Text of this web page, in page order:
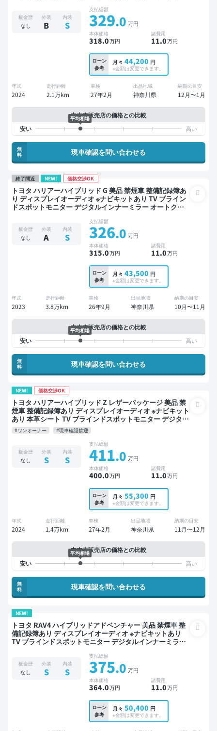
板金歴
なし
外装
B
内装
S
支払総額
329.0 万円
本体価格
318.0万円
諸費用
11.0万円
ローン
参考
月々 44,200 円
※金額は変更できます。
年式
2024
走行距離
2.1万km
車検
27年2月
出品地域
神奈川県
納期の目安
12月〜1月
中古車販売店の価格との比較
平均相場
無
料
現車確認を問い合わせる
終了間近 NEW! 価格交渉OK
トヨタ ハリアーハイブリッド G 美品 禁煙車 整備記録簿あ
り ディスプレイオーディオ ※ナビキットあり TV ブライン
ドスポットモニター デジタルインナーミラー オートクル
ライブレコーダー 衝突軽減
板金歴
なし
外装
A
内装
S
支払総額
326.0 万円
本体価格
315.0万円
諸費用
11.0万円
ローン
参考
月々 43,500 円
※金額は変更できます。
年式
2023
走行距離
3.8万km
車検
26年9月
出品地域
神奈川県
納期の目安
10月〜11月
中古車販売店の価格との比較
平均相場
無
料
現車確認を問い合わせる
NEW! 価格交渉OK
トヨタ ハリアーハイブリッド Z レザーパッケージ 美品 禁
煙車 整備記録簿あり ディスプレイオーディオ ※ナビキット
あり 本革シート TV ブラインドスポットモニター デジタル
インナーミラー オートクルーズ スマートキー ETC 電動バ
ックドア 全方位カメラ ドライブレコーダー 衝突軽減
#ワンオーナー #現車確認歓迎
板金歴
なし
外装
S
内装
S
支払総額
411.0 万円
本体価格
400.0万円
諸費用
11.0万円
ローン
参考
月々 55,300 円
※金額は変更できます。
年式
2024
走行距離
1.4万km
車検
27年2月
出品地域
神奈川県
納期の目安
11月〜12月
中古車販売店の価格との比較
平均相場
無
料
現車確認を問い合わせる
NEW!
トヨタ RAV4 ハイブリッドアドベンチャー 美品 禁煙車 整
備記録簿あり ディスプレイオーディオ ※ナビキットあり
TV ブラインドスポットモニター デジタルインナーミラー
モニター ドライブレコーダー 衝突軽減
板金歴
なし
外装
S
内装
S
支払総額
375.0 万円
本体価格
364.0万円
諸費用
11.0万円
ローン
参考
月々 50,400 円
※金額は変更できます。